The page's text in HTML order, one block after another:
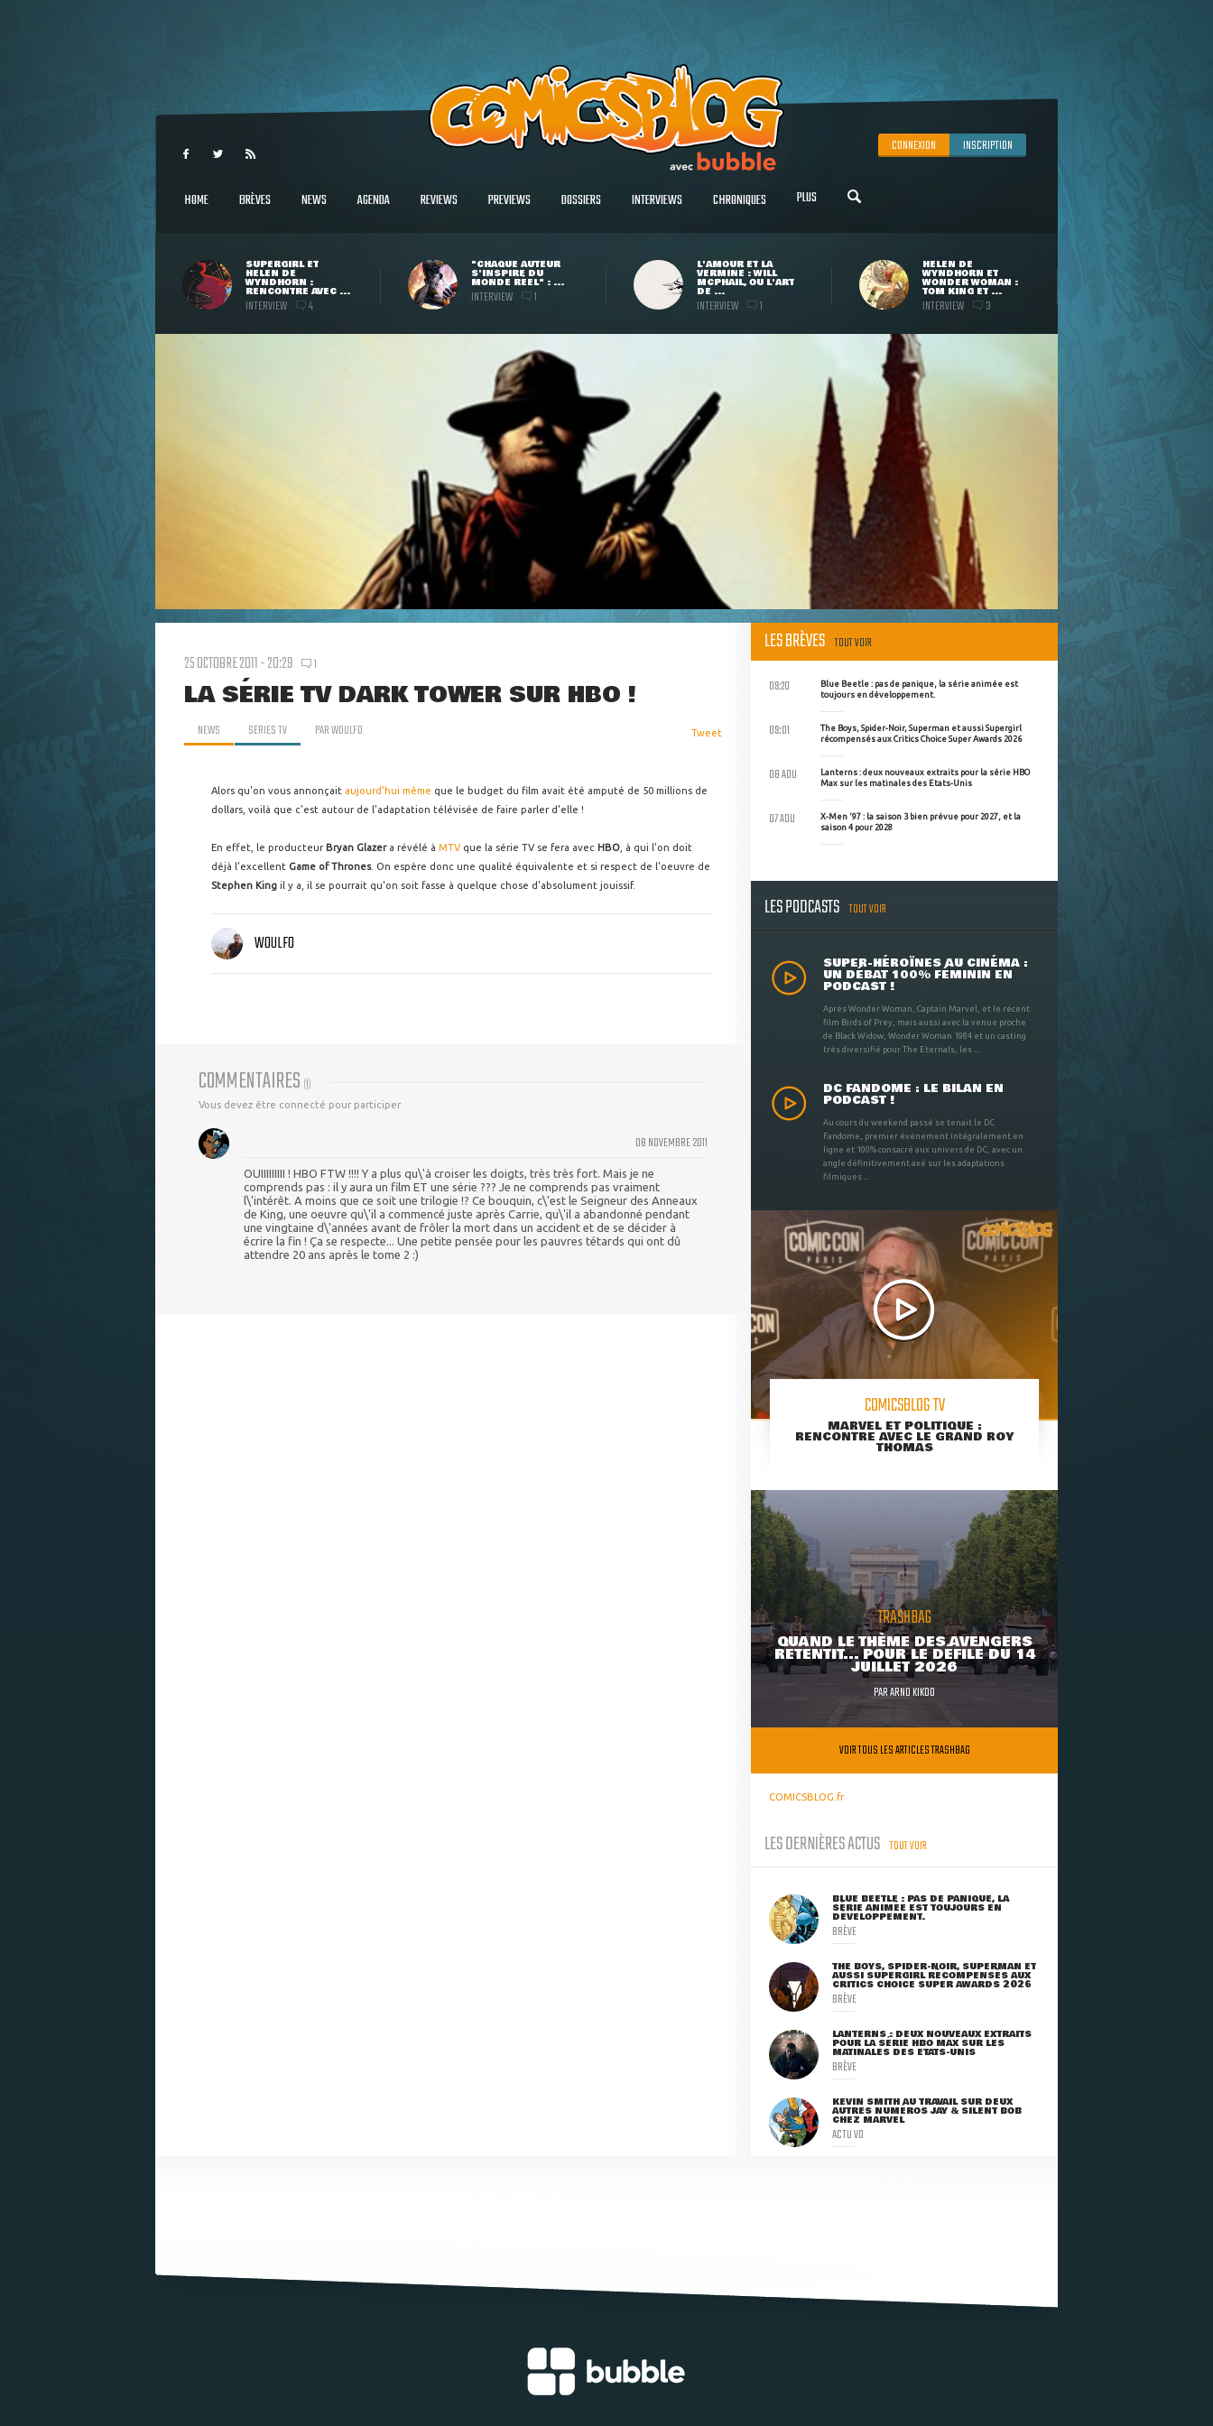
CONNEXION INSCRIPTION
HOME BRÈVES NEWS AGENDA REVIEWS PREVIEWS DOSSIERS INTERVIEWS CHRONIQUES PLUS
SUPERGIRL ET
HELEN DE
WYNDHORN :
RENCONTRE AVEC ...
INTERVIEW 4
"CHAQUE AUTEUR
S'INSPIRE DU
MONDE RÉEL" : ...
INTERVIEW 1
L'AMOUR ET LA
VERMINE : WILL
MCPHAIL, OU L'ART
DE ...
INTERVIEW 1
HELEN DE
WYNDHORN ET
WONDER WOMAN :
TOM KING ET ...
INTERVIEW 3
25 OCTOBRE 2011 - 20:29 1
LA SÉRIE TV DARK TOWER SUR HBO !
NEWS SERIES TV PARWOULFO Tweet
Alors qu'on vous annonçait aujourd'hui même que le budget du film avait été amputé de 50 millions de
dollars, voilà que c'est autour de l'adaptation télévisée de faire parler d'elle !
En effet, le producteur Bryan Glazera révélé à MTV que la série TV se fera avec HBO , à qui l'on doit
déjà l'excellent Game of Thrones. On espère donc une qualité équivalente et si respect de l'oeuvre de
Stephen King il y a, il se pourrait qu'on soit fasse à quelque chose d'absolument jouissif.
WOULFO
COMMENTAIRES (1)
Vous devez être connecté pour participer
08 NOVEMBRE 2011
OUIIIIIIIII ! HBO FTW !!!! Y a plus qu\'à croiser les doigts, très très fort. Mais je ne
comprends pas : il y aura un film ET une série ??? Je ne comprends pas vraiment
l\'intérêt. A moins que ce soit une trilogie !? Ce bouquin, c\'est le Seigneur des Anneaux
de King, une oeuvre qu\'il a commencé juste après Carrie, qu\'il a abandonné pendant
une vingtaine d\'années avant de frôler la mort dans un accident et de se décider à
écrire la fin ! Ça se respecte... Une petite pensée pour les pauvres tétards qui ont dû
attendre 20 ans après le tome 2 :)
LES BRÈVES TOUT VOIR
Blue Beetle : pas de panique, la série animée est
toujours en développement.
09:20
The Boys, Spider-Noir, Superman et aussi Supergirl
récompensés aux Critics Choice Super Awards 2026
09:01
Lanterns : deux nouveaux extraits pour la série HBO
Max sur les matinales des Etats-Unis
08 AOU
X-Men '97 : la saison 3 bien prévue pour 2027, et la
saison 4 pour 2028
07 AOU
LES PODCASTS TOUT VOIR
SUPER-HÉROÏNES AU CINÉMA :
UN DÉBAT 100% FÉMININ EN
PODCAST !
Après Wonder Woman, Captain Marvel, et le récent
film Birds of Prey, mais aussi avec la venue proche
de Black Widow, Wonder Woman 1984 et un casting
très diversifié pour The Eternals, les ...
DC FANDOME : LE BILAN EN
PODCAST !
Au cours du weekend passé se tenait le DC
Fandome, premier évènement intégralement en
ligne et 100% consacré aux univers de DC, avec un
angle définitivement axé sur les adaptations
filmiques ...
COMICSBLOG TV
MARVEL ET POLITIQUE :
RENCONTRE AVEC LE GRAND ROY
THOMAS
TRASHBAG
QUAND LE THÈME DES AVENGERS
RETENTIT... POUR LE DÉFILÉ DU 14
JUILLET 2026
PARARNO KIKOO
VOIR TOUS LES ARTICLES TRASHBAG
COMICSBLOG.fr
LES DERNIÈRES ACTUS TOUT VOIR
BLUE BEETLE : PAS DE PANIQUE, LA
SÉRIE ANIMÉE EST TOUJOURS EN
DÉVELOPPEMENT.
BRÈVE
THE BOYS, SPIDER-NOIR, SUPERMAN ET
AUSSI SUPERGIRL RÉCOMPENSÉS AUX
CRITICS CHOICE SUPER AWARDS 2026
BRÈVE
LANTERNS : DEUX NOUVEAUX EXTRAITS
POUR LA SÉRIE HBO MAX SUR LES
MATINALES DES ETATS-UNIS
BRÈVE
KEVIN SMITH AU TRAVAIL SUR DEUX
AUTRES NUMÉROS JAY & SILENT BOB
CHEZ MARVEL
ACTU VO